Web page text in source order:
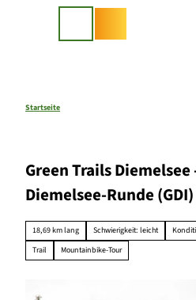
Startseite
Green Trails Diemelsee
Diemelsee-Runde (GDI)
18,69 km lang Schwierigkeit: leicht
Trail
Mountainbike-Tour